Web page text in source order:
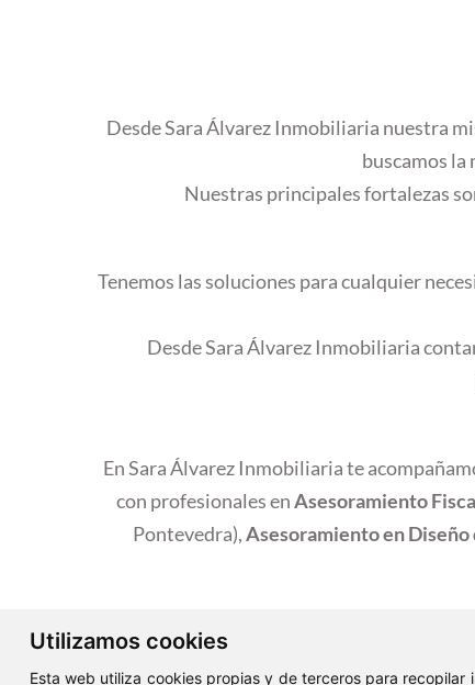
Utilizamos cookies
Esta web utiliza cookies propias y de terceros para
Desde Sara Álvarez Inmobiliaria nuestra
buscamos la
Nuestras principales fortalezas
Tenemos las soluciones para cualquier
Desde Sara Álvarez Inmobiliaria
En Sara Álvarez Inmobiliaria te
con profesionales enAsesoramiento
Pontevedra),Asesoramiento en